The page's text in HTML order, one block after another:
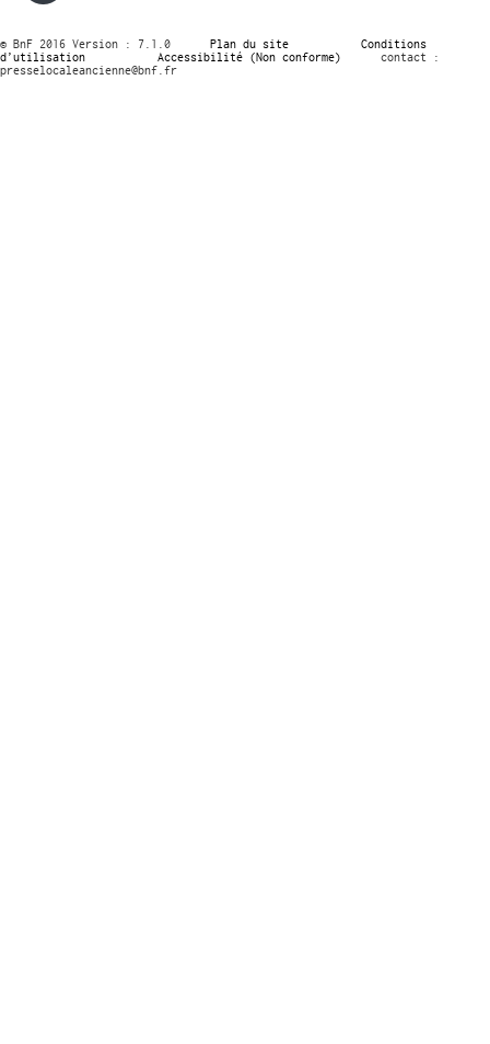
© BnF 2016 Version : 7.1.0 Plan du site
Conditions
d’utilisation
Accessibilité (Non conforme)
contact :
presselocaleancienne@bnf.fr